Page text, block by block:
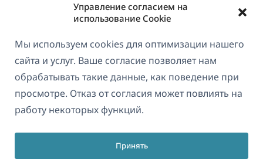
Управление согласием на
использование Cookie
Мы используем cookies для оптимизации нашего
сайта и услуг. Ваше согласие позволяет нам
обрабатывать такие данные, как поведение при
просмотре. Отказ от согласия может повлиять на
работу некоторых функций.
Принять
О WPML
GDPR и политика конфиденциальности
Присоединяйтесь к нашей команде
(открывается
в
новом
в
новом
в